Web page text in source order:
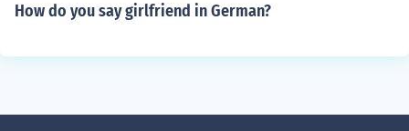
How do you say girlfriend in German?